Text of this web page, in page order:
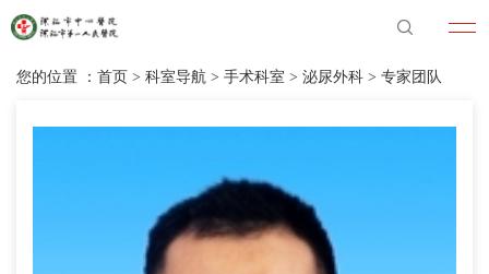
您的位置 ： 首页 > 科室导航 > 手术科室 > 泌尿外科 > 专家团队